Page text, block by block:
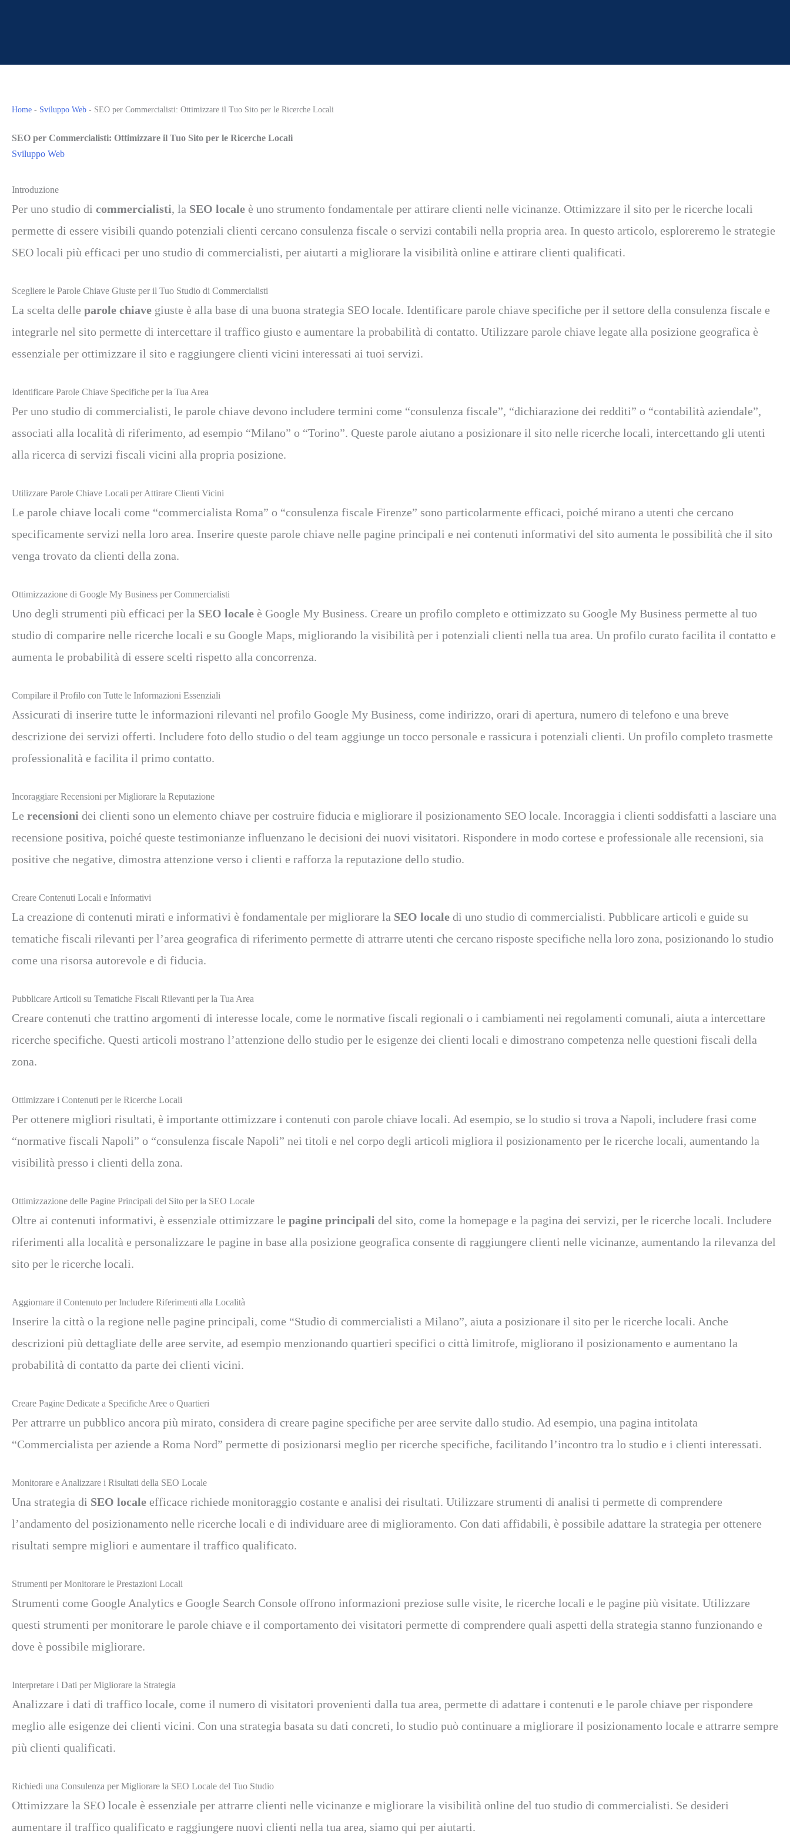
Home - Sviluppo Web - SEO per Commercialisti: Ottimizzare il Tuo Sito per le Ricerche Locali
SEO per Commercialisti: Ottimizzare il Tuo Sito per le Ricerche Locali
Sviluppo Web
Introduzione
Per uno studio di commercialisti, la SEO locale è uno strumento fondamentale per attirare clienti nelle vicinanze. Ottimizzare il sito per le ricerche locali
permette di essere visibili quando potenziali clienti cercano consulenza fiscale o servizi contabili nella propria area. In questo articolo, esploreremo le strategie
SEO locali più efficaci per uno studio di commercialisti, per aiutarti a migliorare la visibilità online e attirare clienti qualificati.
Scegliere le Parole Chiave Giuste per il Tuo Studio di Commercialisti
La scelta delle parole chiave giuste è alla base di una buona strategia SEO locale. Identificare parole chiave specifiche per il settore della consulenza fiscale e
integrarle nel sito permette di intercettare il traffico giusto e aumentare la probabilità di contatto. Utilizzare parole chiave legate alla posizione geografica è
essenziale per ottimizzare il sito e raggiungere clienti vicini interessati ai tuoi servizi.
Identificare Parole Chiave Specifiche per la Tua Area
Per uno studio di commercialisti, le parole chiave devono includere termini come “consulenza fiscale”, “dichiarazione dei redditi” o “contabilità aziendale”,
associati alla località di riferimento, ad esempio “Milano” o “Torino”. Queste parole aiutano a posizionare il sito nelle ricerche locali, intercettando gli utenti
alla ricerca di servizi fiscali vicini alla propria posizione.
Utilizzare Parole Chiave Locali per Attirare Clienti Vicini
Le parole chiave locali come “commercialista Roma” o “consulenza fiscale Firenze” sono particolarmente efficaci, poiché mirano a utenti che cercano
specificamente servizi nella loro area. Inserire queste parole chiave nelle pagine principali e nei contenuti informativi del sito aumenta le possibilità che il sito
venga trovato da clienti della zona.
Ottimizzazione di Google My Business per Commercialisti
Uno degli strumenti più efficaci per la SEO locale è Google My Business. Creare un profilo completo e ottimizzato su Google My Business permette al tuo
studio di comparire nelle ricerche locali e su Google Maps, migliorando la visibilità per i potenziali clienti nella tua area. Un profilo curato facilita il contatto e
aumenta le probabilità di essere scelti rispetto alla concorrenza.
Compilare il Profilo con Tutte le Informazioni Essenziali
Assicurati di inserire tutte le informazioni rilevanti nel profilo Google My Business, come indirizzo, orari di apertura, numero di telefono e una breve
descrizione dei servizi offerti. Includere foto dello studio o del team aggiunge un tocco personale e rassicura i potenziali clienti. Un profilo completo trasmette
professionalità e facilita il primo contatto.
Incoraggiare Recensioni per Migliorare la Reputazione
Le recensioni dei clienti sono un elemento chiave per costruire fiducia e migliorare il posizionamento SEO locale. Incoraggia i clienti soddisfatti a lasciare una
recensione positiva, poiché queste testimonianze influenzano le decisioni dei nuovi visitatori. Rispondere in modo cortese e professionale alle recensioni, sia
positive che negative, dimostra attenzione verso i clienti e rafforza la reputazione dello studio.
Creare Contenuti Locali e Informativi
La creazione di contenuti mirati e informativi è fondamentale per migliorare la SEO locale di uno studio di commercialisti. Pubblicare articoli e guide su
tematiche fiscali rilevanti per l’area geografica di riferimento permette di attrarre utenti che cercano risposte specifiche nella loro zona, posizionando lo studio
come una risorsa autorevole e di fiducia.
Pubblicare Articoli su Tematiche Fiscali Rilevanti per la Tua Area
Creare contenuti che trattino argomenti di interesse locale, come le normative fiscali regionali o i cambiamenti nei regolamenti comunali, aiuta a intercettare
ricerche specifiche. Questi articoli mostrano l’attenzione dello studio per le esigenze dei clienti locali e dimostrano competenza nelle questioni fiscali della
zona.
Ottimizzare i Contenuti per le Ricerche Locali
Per ottenere migliori risultati, è importante ottimizzare i contenuti con parole chiave locali. Ad esempio, se lo studio si trova a Napoli, includere frasi come
“normative fiscali Napoli” o “consulenza fiscale Napoli” nei titoli e nel corpo degli articoli migliora il posizionamento per le ricerche locali, aumentando la
visibilità presso i clienti della zona.
Ottimizzazione delle Pagine Principali del Sito per la SEO Locale
Oltre ai contenuti informativi, è essenziale ottimizzare le pagine principali del sito, come la homepage e la pagina dei servizi, per le ricerche locali. Includere
riferimenti alla località e personalizzare le pagine in base alla posizione geografica consente di raggiungere clienti nelle vicinanze, aumentando la rilevanza del
sito per le ricerche locali.
Aggiornare il Contenuto per Includere Riferimenti alla Località
Inserire la città o la regione nelle pagine principali, come “Studio di commercialisti a Milano”, aiuta a posizionare il sito per le ricerche locali. Anche
descrizioni più dettagliate delle aree servite, ad esempio menzionando quartieri specifici o città limitrofe, migliorano il posizionamento e aumentano la
probabilità di contatto da parte dei clienti vicini.
Creare Pagine Dedicate a Specifiche Aree o Quartieri
Per attrarre un pubblico ancora più mirato, considera di creare pagine specifiche per aree servite dallo studio. Ad esempio, una pagina intitolata
“Commercialista per aziende a Roma Nord” permette di posizionarsi meglio per ricerche specifiche, facilitando l’incontro tra lo studio e i clienti interessati.
Monitorare e Analizzare i Risultati della SEO Locale
Una strategia di SEO locale efficace richiede monitoraggio costante e analisi dei risultati. Utilizzare strumenti di analisi ti permette di comprendere
l’andamento del posizionamento nelle ricerche locali e di individuare aree di miglioramento. Con dati affidabili, è possibile adattare la strategia per ottenere
risultati sempre migliori e aumentare il traffico qualificato.
Strumenti per Monitorare le Prestazioni Locali
Strumenti come Google Analytics e Google Search Console offrono informazioni preziose sulle visite, le ricerche locali e le pagine più visitate. Utilizzare
questi strumenti per monitorare le parole chiave e il comportamento dei visitatori permette di comprendere quali aspetti della strategia stanno funzionando e
dove è possibile migliorare.
Interpretare i Dati per Migliorare la Strategia
Analizzare i dati di traffico locale, come il numero di visitatori provenienti dalla tua area, permette di adattare i contenuti e le parole chiave per rispondere
meglio alle esigenze dei clienti vicini. Con una strategia basata su dati concreti, lo studio può continuare a migliorare il posizionamento locale e attrarre sempre
più clienti qualificati.
Richiedi una Consulenza per Migliorare la SEO Locale del Tuo Studio
Ottimizzare la SEO locale è essenziale per attrarre clienti nelle vicinanze e migliorare la visibilità online del tuo studio di commercialisti. Se desideri
aumentare il traffico qualificato e raggiungere nuovi clienti nella tua area, siamo qui per aiutarti.